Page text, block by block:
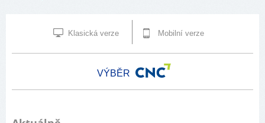
Klasická verze Mobilní verze
VÝBĚR